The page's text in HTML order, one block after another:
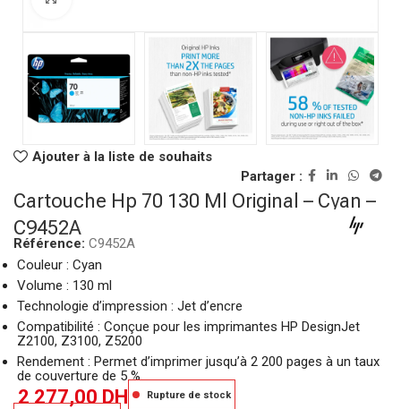
Ajouter à la liste de souhaits
Partager :
Cartouche Hp 70 130 Ml Original – Cyan –
C9452A
Référence: C9452A
Couleur : Cyan
Volume : 130 ml
Technologie d’impression : Jet d’encre
Compatibilité : Conçue pour les imprimantes HP DesignJet
Z2100, Z3100, Z5200
Rendement : Permet d’imprimer jusqu’à 2 200 pages à un taux
de couverture de 5 %
2 277,00DH
Rupture de stock